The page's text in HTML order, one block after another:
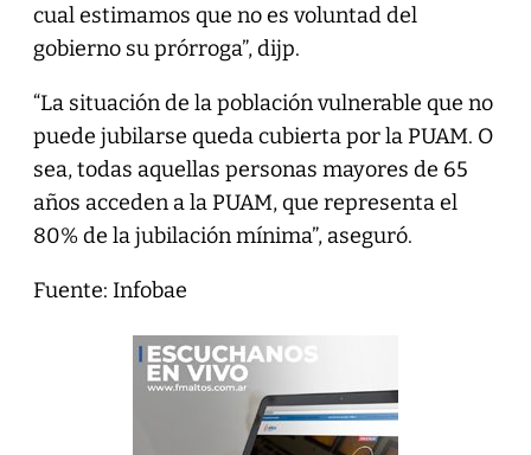
cual estimamos que no es voluntad del
gobierno su prórroga”, dijp.
“La situación de la población vulnerable que no
puede jubilarse queda cubierta por la PUAM. O
sea, todas aquellas personas mayores de 65
años acceden a la PUAM, que representa el
80% de la jubilación mínima”, aseguró.
Fuente: Infobae